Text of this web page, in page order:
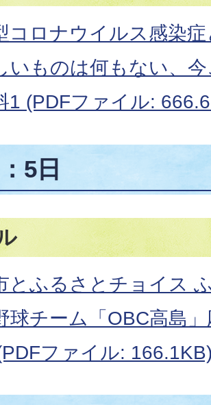
コロナウイルス感染
いものは何もない、
1 (PDFファイル:
5日
とふるさとチョイス
球チーム「OBC高島
ファイル: